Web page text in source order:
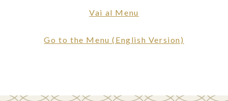
Vai al Menu
Go to the Menu (English Version)